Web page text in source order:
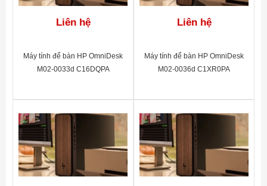
Liên hệ
Máy tính để bàn HP OmniDesk
M02-0033d C16DQPA
Liên hệ
Máy tính để bàn HP OmniDesk
M02-0036d C1XR0PA